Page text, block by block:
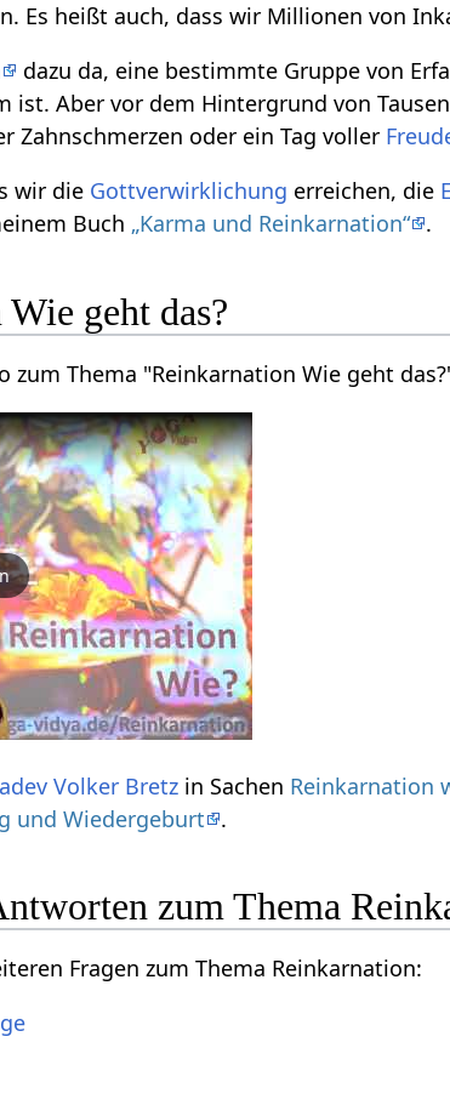
Es heißt auch, dass wir Millionen von
dazu da, eine bestimmte Gruppe von
ist. Aber vor dem Hintergrund von
Zahnschmerzen oder ein Tag voller
wir die Gottverwirklichung erreichen, die
Buch „Karma und Reinkarnation“ .
geht das?
Thema "Reinkarnation Wie geht
Volker Bretz in Sachen Reinkarnation
und Wiedergeburt
.
zum Thema
Fragen zum Thema Reinkarnation: